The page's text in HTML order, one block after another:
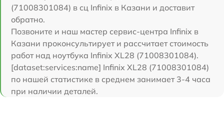
(71008301084) в сц Infinix в Казани и доставит
обратно.
Позвоните и наш мастер сервис-центра Infinix в
Казани проконсультирует и рассчитает стоимость
работ над ноутбука Infinix XL28 (71008301084).
[dataset:services:name] Infinix XL28 (71008301084)
по нашей статистике в среднем занимает 3-4 часа
при наличии деталей.